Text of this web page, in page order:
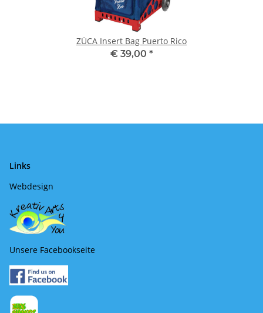
ZÜCA Insert Bag Puerto Rico
€ 39,00 *
Links
Webdesign
Unsere Facebookseite